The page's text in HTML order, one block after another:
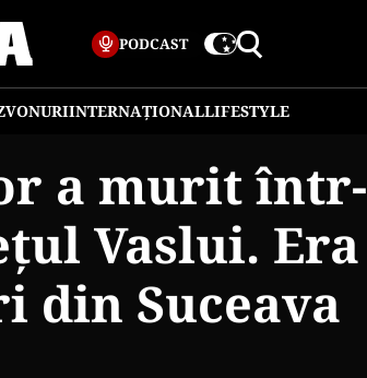
PODCAST
INTERNAȚIONALLIFESTYLE
a murit într-
Vaslui. Era
din Suceava